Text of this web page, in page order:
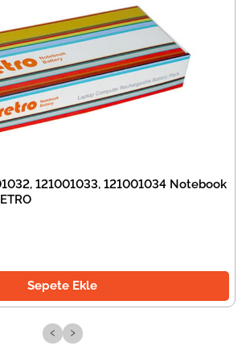
121001033, 121001034 Notebook
Sepete Ekle
‹ ›